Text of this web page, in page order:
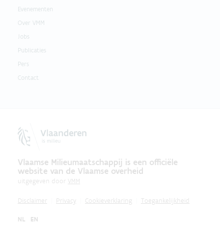
Evenementen
Over VMM
Jobs
Publicaties
Pers
Contact
Vlaamse Milieumaatschappij is een officiële
website van de Vlaamse overheid
uitgegeven door VMM
Disclaimer Privacy Cookieverklaring Toegankelijkheid
NL EN